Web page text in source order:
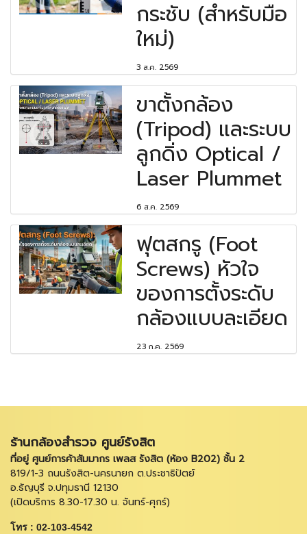
กระชับ (สำหรับมือ
ใหม่)
3 ส.ค. 2569
ขาตั้งกล้อง
(Tripod) และระบบ
ลูกดิ่ง Optical /
Laser Plummet
6 ส.ค. 2569
ฟุตสกรู (Foot
Screws) หัวใจ
ของการตั้งระดับ
กล้องแบบละเอียด
23 ก.ค. 2569
ร้านกล้องสำรวจ ศูนย์รังสิต
ที่อยู่ ศูนย์การค้าสัมมากร เพลส รังสิต (ห้อง B202) ชั้น 2
819/1-3 ถนนรังสิต-นครนายก ต.ประชาธิปัตย์
อ.ธัญบุรี จ.ปทุมธานี 12130
(เปิดบริการ 8.30-17.30 น. จันทร์-ศุกร์)
โทร : 02-103-4542